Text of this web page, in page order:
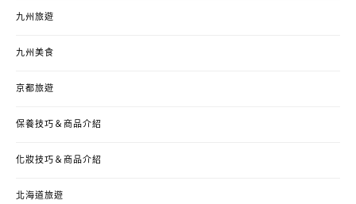
九州旅遊
九州美食
京都旅遊
保養技巧＆商品介紹
化妝技巧＆商品介紹
北海道旅遊